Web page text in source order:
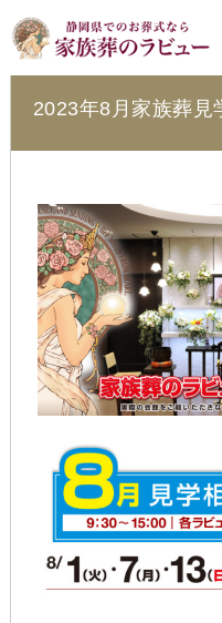
ラビュー島
2023年8月家族葬見